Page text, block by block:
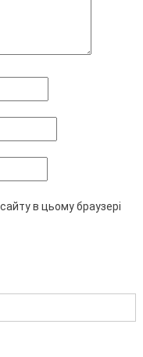
в цьому браузері